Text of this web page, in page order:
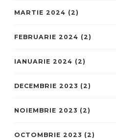
MARTIE 2024 (2)
FEBRUARIE 2024 (2)
IANUARIE 2024 (2)
DECEMBRIE 2023 (2)
NOIEMBRIE 2023 (2)
OCTOMBRIE 2023 (2)